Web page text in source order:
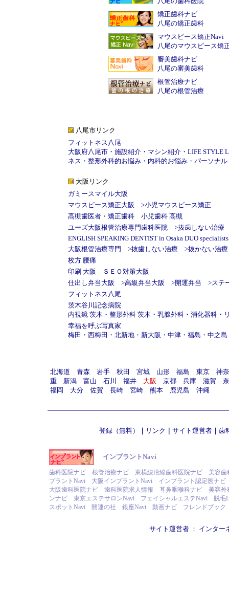
矯正歯科ナビ
八尾の矯正歯科
マウスピース矯正Navi
八尾のマウスピース矯
審美歯科ナビ
八尾の審美歯科
根管治療ナビ
八尾の根管治療
八尾市リンク
フィットネス八尾
大阪府八尾市 ・ 施設紹介 ・ マシン紹介 ・ LIFE STYLE
ネス ・ 整形外科的お悩み ・ 内科的お悩み ・ パーソナ
大阪リンク
ガミースマイル大阪
マウスピース矯正大阪 >小児マウスピース矯正
高槻歯医者・矯正歯科
小児歯科 高槻
ユーズ大阪根管治療専門歯科医院 >抜歯しない治療
ENGLISH SPEAKING DENTIST in Osaka DUO
大阪根管治療専門
>抜歯しない治療 >抜かない治療
枚方 腰痛
印刷 大阪
ＳＥＯ対策大阪
仕出し弁当大阪 >高級弁当大阪 >開運弁当 >ステ
フィットネス八尾
茨木谷川記念病院
内視鏡 茨木 ・ 整形外科 茨木 ・ 乳腺外科 ・ 消化器科 ・
幸福を呼ぶ写真家
梅田 ・ 西梅田 ・ 北新地 ・ 新大阪 ・ 中津 ・ 福島 ・ 中之島
北海道 青森 岩手 秋田 宮城 山形 福島 東京
神
重
新潟 富山 石川 福井 大阪 京都 兵庫 滋賀
福岡
大分 佐賀 長崎 宮崎 熊本 鹿児島 沖縄
登録（無料） リンク サイト運営者｜ 歯
インプラントNavi
歯科医院ナビ 根管治療ナビ 東横線沿線歯科医院ナビ
美容歯
プラントNavi
大阪インプラントNavi
インプラント認定医ナビ
大阪歯科医院ナビ
歯科医院求人情報 耳鼻咽喉科ナビ
美容外
ンナビ
東京エステサロンNavi フェイシャルエステNavi
脱毛
スポットNavi
開運の社 銀座Navi 動画ナビ フレンドブック
サイト運営者 ： インター